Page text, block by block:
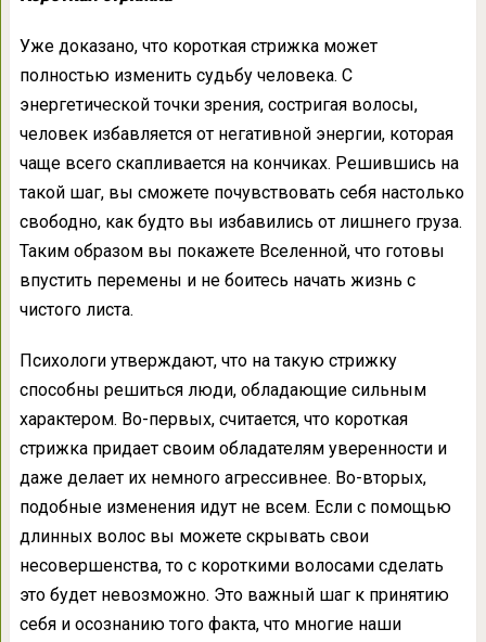
Уже доказано, что короткая стрижка может
полностью изменить судьбу человека. С
энергетической точки зрения, состригая волосы,
человек избавляется от негативной энергии, которая
чаще всего скапливается на кончиках. Решившись на
такой шаг, вы сможете почувствовать себя настолько
свободно, как будто вы избавились от лишнего груза.
Таким образом вы покажете Вселенной, что готовы
впустить перемены и не боитесь начать жизнь с
чистого листа.
Психологи утверждают, что на такую стрижку
способны решиться люди, обладающие сильным
характером. Во-первых, считается, что короткая
стрижка придает своим обладателям уверенности и
даже делает их немного агрессивнее. Во-вторых,
подобные изменения идут не всем. Если с помощью
длинных волос вы можете скрывать свои
несовершенства, то с короткими волосами сделать
это будет невозможно. Это важный шаг к принятию
себя и осознанию того факта, что многие наши